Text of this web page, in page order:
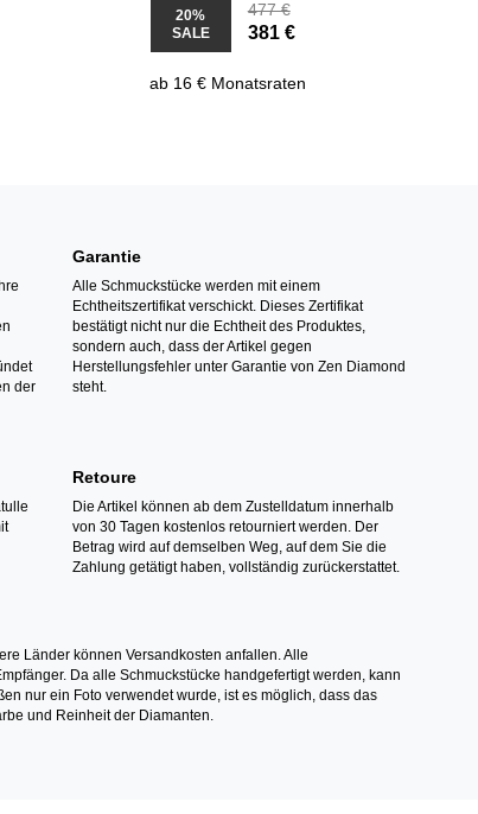
20%
SALE
477 €
381 €
ab 16 € Monatsraten
der
Garantie
Alle Schmuckstücke werden mit einem
Echtheitszertifikat verschickt. Dieses Zertifikat
bestätigt nicht nur die Echtheit des Produktes,
sondern auch, dass der Artikel gegen
Herstellungsfehler unter Garantie von Zen Diamond
steht.
Retoure
Die Artikel können ab dem Zustelldatum innerhalb
von 30 Tagen kostenlos retourniert werden. Der
Betrag wird auf demselben Weg, auf dem Sie die
Zahlung getätigt haben, vollständig zurückerstattet.
Länder können Versandkosten anfallen. Alle
Da alle Schmuckstücke handgefertigt werden, kann
nur ein Foto verwendet wurde, ist es möglich, dass das
und Reinheit der Diamanten.